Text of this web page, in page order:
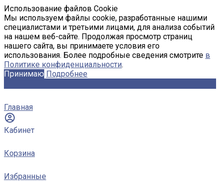
Использование файлов Cookie
Мы используем файлы cookie, разработанные нашими
специалистами и третьими лицами, для анализа событий
на нашем веб-сайте. Продолжая просмотр страниц
нашего сайта, вы принимаете условия его
использования. Более подробные сведения смотрите в
Политике конфиденциальности.
Принимаю Подробнее
Главная
Кабинет
Корзина
Избранные